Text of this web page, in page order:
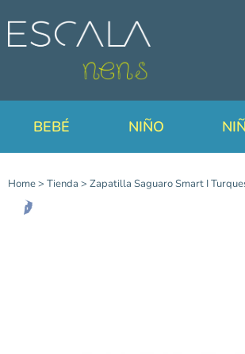
BEBÉ NIÑO
Home> Tienda > Zapatilla Saguaro Smart I